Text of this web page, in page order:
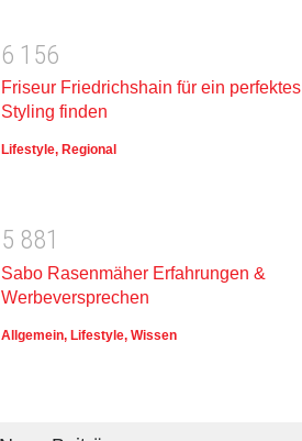
6 1 56
Friseur Friedrichshain für ein perfektes
Styling finden
Lifestyle, Regional
5 881
Sabo Rasenmäher Erfahrungen &
Werbeversprechen
Allgemein, Lifestyle, Wissen